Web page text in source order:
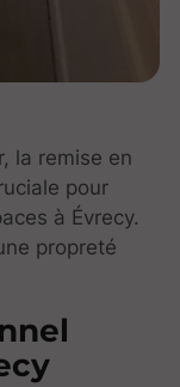
la remise en
pour
à Évrecy.
propreté